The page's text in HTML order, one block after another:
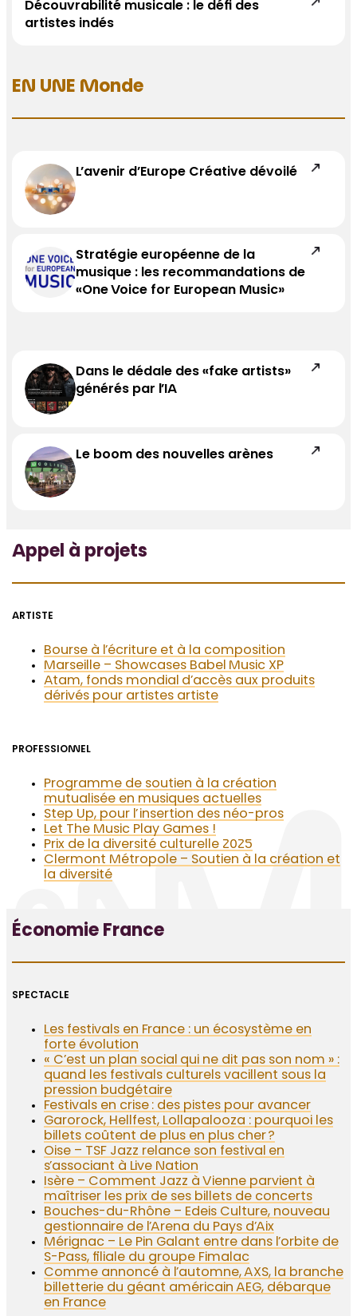
Découvrabilité musicale : le défi des
artistes indés
EN UNE Monde
L’avenir d’Europe Créative dévoilé
Stratégie européenne de la
musique : les recommandations de
«One Voice for European Music»
Dans le dédale des «fake artists»
générés par l’IA
Le boom des nouvelles arènes
Appel à projets
ARTISTE
Bourse à l’écriture et à la composition
Marseille – Showcases Babel Music XP
Atam, fonds mondial d’accès aux produits
dérivés pour artistes artiste
PROFESSIONNEL
Programme de soutien à la création
mutualisée en musiques actuelles
Step Up, pour l’insertion des néo-pros
Let The Music Play Games !
Prix de la diversité culturelle 2025
Clermont Métropole – Soutien à la création et
la diversité
Économie France
SPECTACLE
Les festivals en France : un écosystème en
forte évolution
« C’est un plan social qui ne dit pas son nom » :
quand les festivals culturels vacillent sous la
pression budgétaire
Festivals en crise : des pistes pour avancer
Garorock, Hellfest, Lollapalooza : pourquoi les
billets coûtent de plus en plus cher ?
Oise – TSF Jazz relance son festival en
s’associant à Live Nation
Isère – Comment Jazz à Vienne parvient à
maîtriser les prix de ses billets de concerts
Bouches-du-Rhône – Edeis Culture, nouveau
gestionnaire de l’Arena du Pays d’Aix
Mérignac – Le Pin Galant entre dans l’orbite de
S-Pass, filiale du groupe Fimalac
Comme annoncé à l’automne, AXS, la branche
billetterie du géant américain AEG, débarque
en France